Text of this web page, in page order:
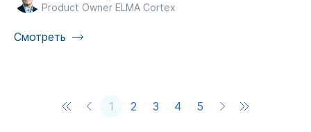
Product Owner ELMA Cortex
Смотреть
1 2 3 4 5